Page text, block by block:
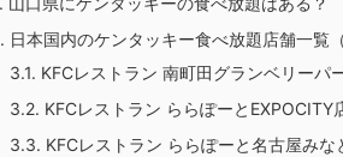
日本国内のケンタッキー食べ放題店舗一覧
3.1. KFCレストラン 南町田グランベリーパ
3.2. KFCレストラン ららぽーとEXPOCITY
3.3. KFCレストラン ららぽーと名古屋みな